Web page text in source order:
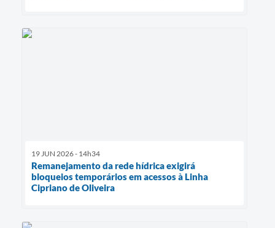
19 JUN 2026 - 14h34
Remanejamento da rede hídrica exigirá
bloqueios temporários em acessos à Linha
Cipriano de Oliveira